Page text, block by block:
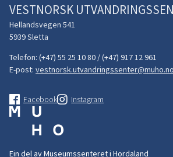
VESTNORSK
Hellandsvegen 541
5939 Sletta
Telefon: (+47) 55 25 10 80 / (+47) 917 12 961
E-post: vestnorsk.utvandringssenter@muho.no
Facebook Instagram
Ein del av Museumssenteret i Hordaland